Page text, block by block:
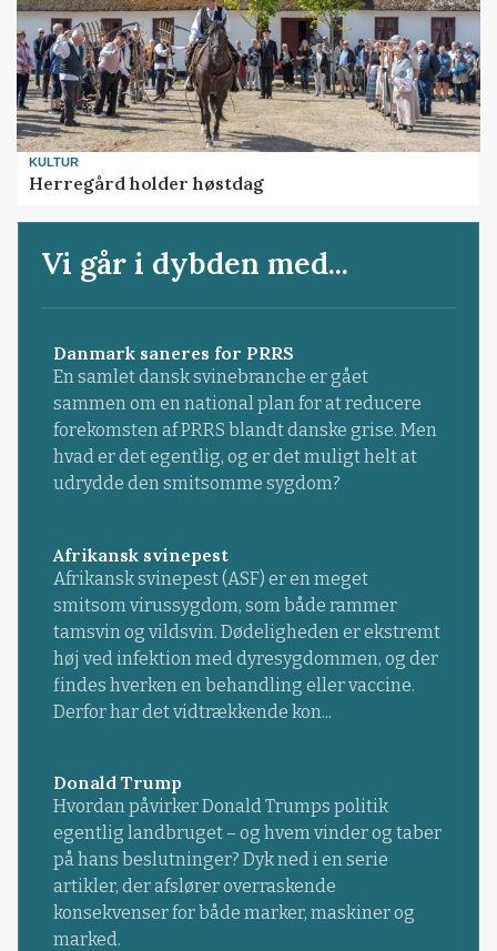
KULTUR
Herregård holder høstdag
Vi går i dybden med...
Danmark saneres for PRRS
En samlet dansk svinebranche er gået
sammen om en national plan for at reducere
forekomsten af PRRS blandt danske grise. Men
hvad er det egentlig, og er det muligt helt at
udrydde den smitsomme sygdom?
Afrikansk svinepest
Afrikansk svinepest (ASF) er en meget
smitsom virussygdom, som både rammer
tamsvin og vildsvin. Dødeligheden er ekstremt
høj ved infektion med dyresygdommen, og der
findes hverken en behandling eller vaccine.
Derfor har det vidtrækkende kon...
Donald Trump
Hvordan påvirker Donald Trumps politik
egentlig landbruget – og hvem vinder og taber
på hans beslutninger? Dyk ned i en serie
artikler, der afslører overraskende
konsekvenser for både marker, maskiner og
marked.